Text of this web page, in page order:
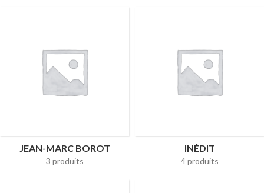
JEAN-MARC BOROT
3 produits
INÉDIT
4 produits